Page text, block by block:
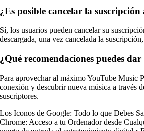
¿Es posible cancelar la
Sí, los usuarios pueden cancelar su
descargada, una vez cancelada la
¿Qué recomendaciones puedes
Para aprovechar al máximo YouTube Music
conexión y descubrir nueva música a través
suscriptores.
Los Iconos de Google: Todo lo que Debes
Chrome: Acceso a tu Ordenador desde